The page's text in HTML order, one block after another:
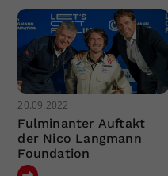
20.09.2022
Fulminanter Auftakt
der Nico Langmann
Foundation